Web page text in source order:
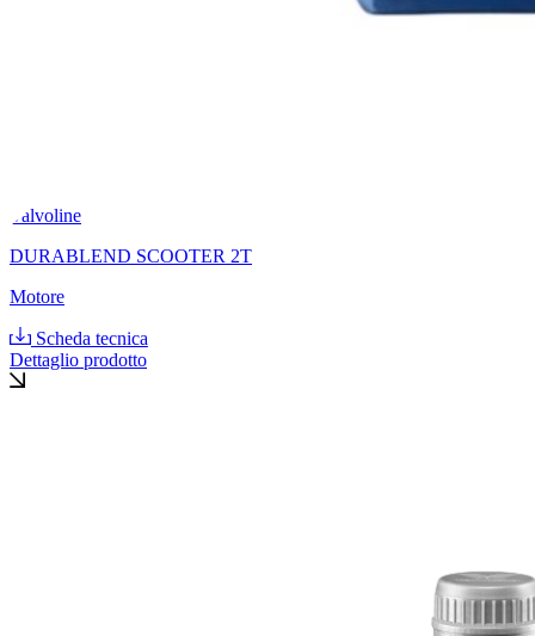
Valvoline
DURABLEND SCOOTER 2T
Motore
Scheda tecnica
Dettaglio prodotto